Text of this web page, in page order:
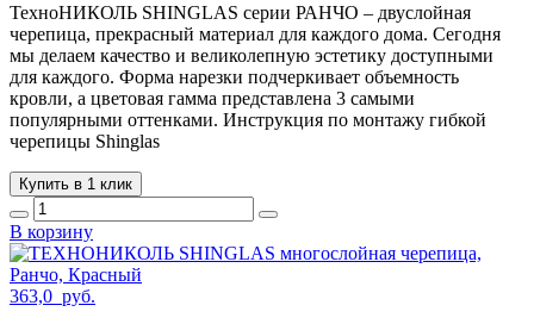
ТехноНИКОЛЬ SHINGLAS серии РАНЧО – двуслойная
черепица, прекрасный материал для каждого дома. Сегодня
мы делаем качество и великолепную эстетику доступными
для каждого. Форма нарезки подчеркивает объемность
кровли, а цветовая гамма представлена 3 самыми
популярными оттенками. Инструкция по монтажу гибкой
черепицы Shinglas
Купить в 1 клик
В корзину
363,0 руб.